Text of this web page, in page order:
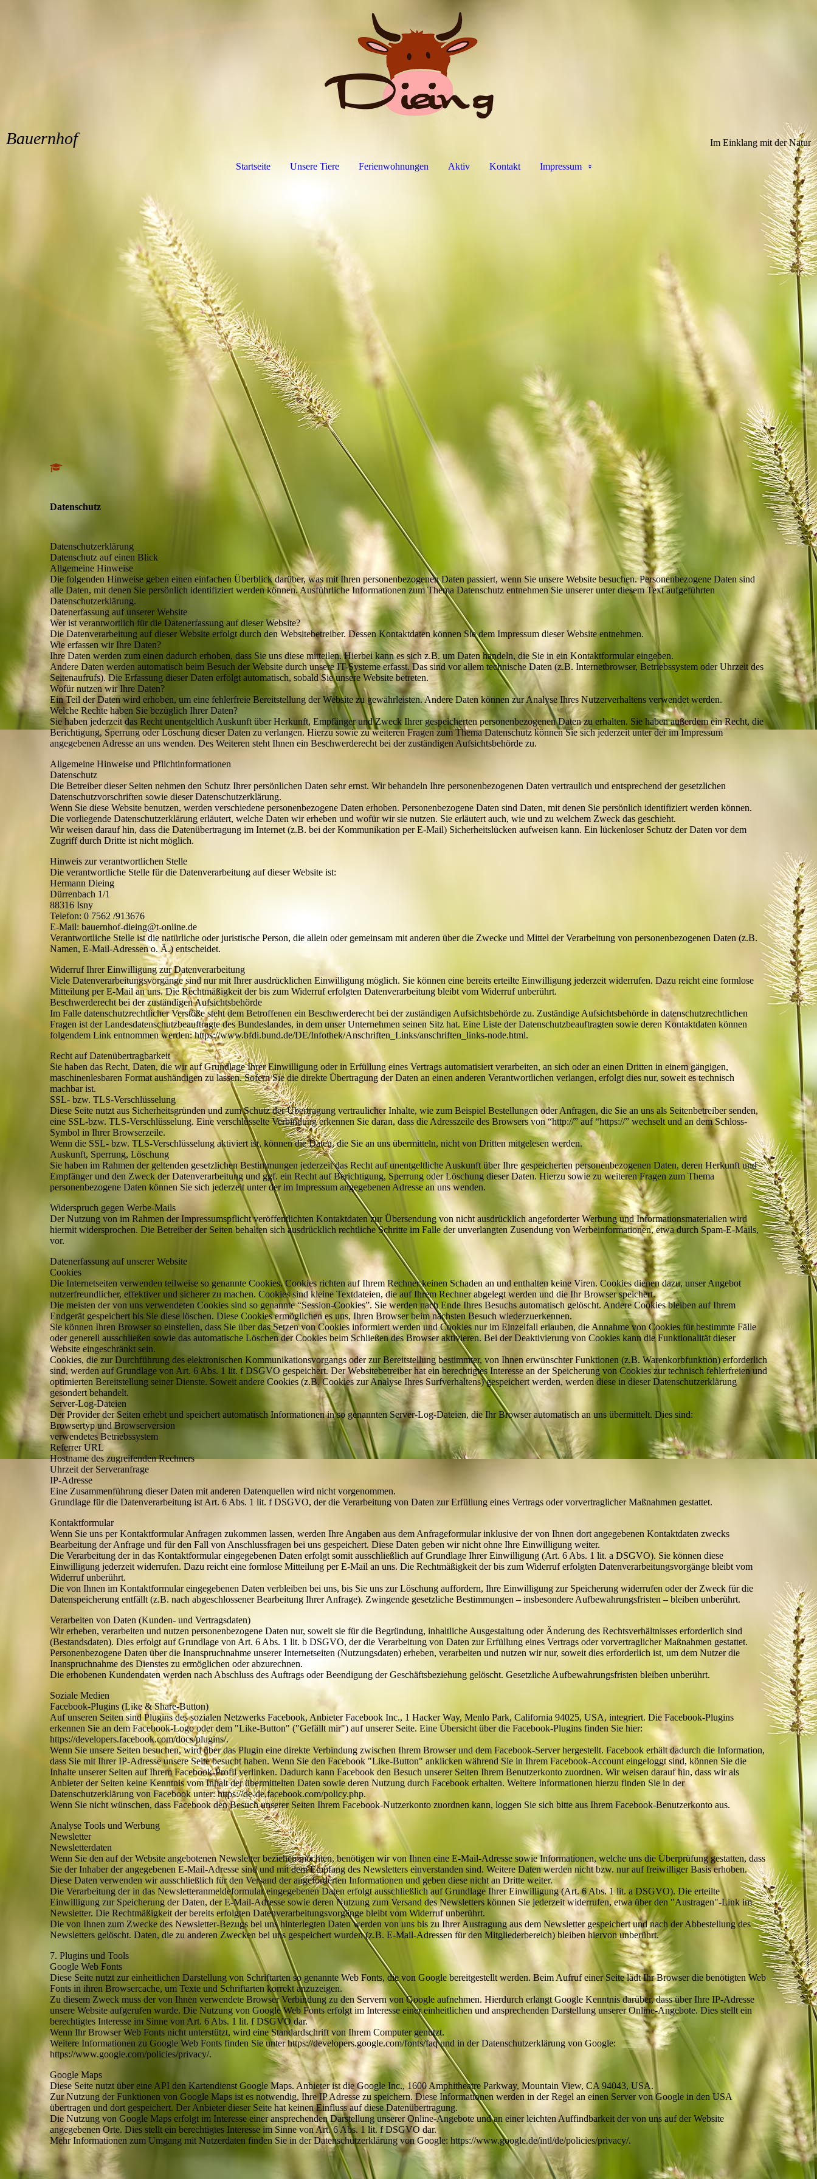
Bauernhof Im Einklang mit der Natur
Startseite Unsere Tiere Ferienwohnungen Aktiv Kontakt Impressum
Datenschutz
Datenschutzerklärung
Datenschutz auf einen Blick
Allgemeine Hinweise
Die folgenden Hinweise geben einen einfachen Überblick darüber, was mit Ihren personenbezogenen Daten passiert, wenn Sie unsere Website besuchen. Personenbezogene Daten sind
alle Daten, mit denen Sie persönlich identifiziert werden können. Ausführliche Informationen zum Thema Datenschutz entnehmen Sie unserer unter diesem Text aufgeführten
Datenschutzerklärung.
Datenerfassung auf unserer Website
Wer ist verantwortlich für die Datenerfassung auf dieser Website?
Die Datenverarbeitung auf dieser Website erfolgt durch den Websitebetreiber. Dessen Kontaktdaten können Sie dem Impressum dieser Website entnehmen.
Wie erfassen wir Ihre Daten?
Ihre Daten werden zum einen dadurch erhoben, dass Sie uns diese mitteilen. Hierbei kann es sich z.B. um Daten handeln, die Sie in ein Kontaktformular eingeben.
Andere Daten werden automatisch beim Besuch der Website durch unsere IT-Systeme erfasst. Das sind vor allem technische Daten (z.B. Internetbrowser, Betriebssystem oder Uhrzeit des
Seitenaufrufs). Die Erfassung dieser Daten erfolgt automatisch, sobald Sie unsere Website betreten.
Wofür nutzen wir Ihre Daten?
Ein Teil der Daten wird erhoben, um eine fehlerfreie Bereitstellung der Website zu gewährleisten. Andere Daten können zur Analyse Ihres Nutzerverhaltens verwendet werden.
Welche Rechte haben Sie bezüglich Ihrer Daten?
Sie haben jederzeit das Recht unentgeltlich Auskunft über Herkunft, Empfänger und Zweck Ihrer gespeicherten personenbezogenen Daten zu erhalten. Sie haben außerdem ein Recht, die
Berichtigung, Sperrung oder Löschung dieser Daten zu verlangen. Hierzu sowie zu weiteren Fragen zum Thema Datenschutz können Sie sich jederzeit unter der im Impressum
angegebenen Adresse an uns wenden. Des Weiteren steht Ihnen ein Beschwerderecht bei der zuständigen Aufsichtsbehörde zu.
Allgemeine Hinweise und Pflichtinformationen
Datenschutz
Die Betreiber dieser Seiten nehmen den Schutz Ihrer persönlichen Daten sehr ernst. Wir behandeln Ihre personenbezogenen Daten vertraulich und entsprechend der gesetzlichen
Datenschutzvorschriften sowie dieser Datenschutzerklärung.
Wenn Sie diese Website benutzen, werden verschiedene personenbezogene Daten erhoben. Personenbezogene Daten sind Daten, mit denen Sie persönlich identifiziert werden können.
Die vorliegende Datenschutzerklärung erläutert, welche Daten wir erheben und wofür wir sie nutzen. Sie erläutert auch, wie und zu welchem Zweck das geschieht.
Wir weisen darauf hin, dass die Datenübertragung im Internet (z.B. bei der Kommunikation per E-Mail) Sicherheitslücken aufweisen kann. Ein lückenloser Schutz der Daten vor dem
Zugriff durch Dritte ist nicht möglich.
Hinweis zur verantwortlichen Stelle
Die verantwortliche Stelle für die Datenverarbeitung auf dieser Website ist:
Hermann Dieing
Dürrenbach 1/1
88316 Isny
Telefon: 0 7562 /913676
E-Mail: bauernhof-dieing@t-online.de
Verantwortliche Stelle ist die natürliche oder juristische Person, die allein oder gemeinsam mit anderen über die Zwecke und Mittel der Verarbeitung von personenbezogenen Daten (z.B.
Namen, E-Mail-Adressen o. Ä.) entscheidet.
Widerruf Ihrer Einwilligung zur Datenverarbeitung
Viele Datenverarbeitungsvorgänge sind nur mit Ihrer ausdrücklichen Einwilligung möglich. Sie können eine bereits erteilte Einwilligung jederzeit widerrufen. Dazu reicht eine formlose
Mitteilung per E-Mail an uns. Die Rechtmäßigkeit der bis zum Widerruf erfolgten Datenverarbeitung bleibt vom Widerruf unberührt.
Beschwerderecht bei der zuständigen Aufsichtsbehörde
Im Falle datenschutzrechtlicher Verstöße steht dem Betroffenen ein Beschwerderecht bei der zuständigen Aufsichtsbehörde zu. Zuständige Aufsichtsbehörde in datenschutzrechtlichen
Fragen ist der Landesdatenschutzbeauftragte des Bundeslandes, in dem unser Unternehmen seinen Sitz hat. Eine Liste der Datenschutzbeauftragten sowie deren Kontaktdaten können
folgendem Link entnommen werden: https://www.bfdi.bund.de/DE/Infothek/Anschriften_Links/anschriften_links-node.html.
Recht auf Datenübertragbarkeit
Sie haben das Recht, Daten, die wir auf Grundlage Ihrer Einwilligung oder in Erfüllung eines Vertrags automatisiert verarbeiten, an sich oder an einen Dritten in einem gängigen,
maschinenlesbaren Format aushändigen zu lassen. Sofern Sie die direkte Übertragung der Daten an einen anderen Verantwortlichen verlangen, erfolgt dies nur, soweit es technisch
machbar ist.
SSL- bzw. TLS-Verschlüsselung
Diese Seite nutzt aus Sicherheitsgründen und zum Schutz der Übertragung vertraulicher Inhalte, wie zum Beispiel Bestellungen oder Anfragen, die Sie an uns als Seitenbetreiber senden,
eine SSL-bzw. TLS-Verschlüsselung. Eine verschlüsselte Verbindung erkennen Sie daran, dass die Adresszeile des Browsers von “http://” auf “https://” wechselt und an dem Schloss-
Symbol in Ihrer Browserzeile.
Wenn die SSL- bzw. TLS-Verschlüsselung aktiviert ist, können die Daten, die Sie an uns übermitteln, nicht von Dritten mitgelesen werden.
Auskunft, Sperrung, Löschung
Sie haben im Rahmen der geltenden gesetzlichen Bestimmungen jederzeit das Recht auf unentgeltliche Auskunft über Ihre gespeicherten personenbezogenen Daten, deren Herkunft und
Empfänger und den Zweck der Datenverarbeitung und ggf. ein Recht auf Berichtigung, Sperrung oder Löschung dieser Daten. Hierzu sowie zu weiteren Fragen zum Thema
personenbezogene Daten können Sie sich jederzeit unter der im Impressum angegebenen Adresse an uns wenden.
Widerspruch gegen Werbe-Mails
Der Nutzung von im Rahmen der Impressumspflicht veröffentlichten Kontaktdaten zur Übersendung von nicht ausdrücklich angeforderter Werbung und Informationsmaterialien wird
hiermit widersprochen. Die Betreiber der Seiten behalten sich ausdrücklich rechtliche Schritte im Falle der unverlangten Zusendung von Werbeinformationen, etwa durch Spam-E-Mails,
vor.
Datenerfassung auf unserer Website
Cookies
Die Internetseiten verwenden teilweise so genannte Cookies. Cookies richten auf Ihrem Rechner keinen Schaden an und enthalten keine Viren. Cookies dienen dazu, unser Angebot
nutzerfreundlicher, effektiver und sicherer zu machen. Cookies sind kleine Textdateien, die auf Ihrem Rechner abgelegt werden und die Ihr Browser speichert.
Die meisten der von uns verwendeten Cookies sind so genannte “Session-Cookies”. Sie werden nach Ende Ihres Besuchs automatisch gelöscht. Andere Cookies bleiben auf Ihrem
Endgerät gespeichert bis Sie diese löschen. Diese Cookies ermöglichen es uns, Ihren Browser beim nächsten Besuch wiederzuerkennen.
Sie können Ihren Browser so einstellen, dass Sie über das Setzen von Cookies informiert werden und Cookies nur im Einzelfall erlauben, die Annahme von Cookies für bestimmte Fälle
oder generell ausschließen sowie das automatische Löschen der Cookies beim Schließen des Browser aktivieren. Bei der Deaktivierung von Cookies kann die Funktionalität dieser
Website eingeschränkt sein.
Cookies, die zur Durchführung des elektronischen Kommunikationsvorgangs oder zur Bereitstellung bestimmter, von Ihnen erwünschter Funktionen (z.B. Warenkorbfunktion) erforderlich
sind, werden auf Grundlage von Art. 6 Abs. 1 lit. f DSGVO gespeichert. Der Websitebetreiber hat ein berechtigtes Interesse an der Speicherung von Cookies zur technisch fehlerfreien und
optimierten Bereitstellung seiner Dienste. Soweit andere Cookies (z.B. Cookies zur Analyse Ihres Surfverhaltens) gespeichert werden, werden diese in dieser Datenschutzerklärung
gesondert behandelt.
Server-Log-Dateien
Der Provider der Seiten erhebt und speichert automatisch Informationen in so genannten Server-Log-Dateien, die Ihr Browser automatisch an uns übermittelt. Dies sind:
Browsertyp und Browserversion
verwendetes Betriebssystem
Referrer URL
Hostname des zugreifenden Rechners
Uhrzeit der Serveranfrage
IP-Adresse
Eine Zusammenführung dieser Daten mit anderen Datenquellen wird nicht vorgenommen.
Grundlage für die Datenverarbeitung ist Art. 6 Abs. 1 lit. f DSGVO, der die Verarbeitung von Daten zur Erfüllung eines Vertrags oder vorvertraglicher Maßnahmen gestattet.
Kontaktformular
Wenn Sie uns per Kontaktformular Anfragen zukommen lassen, werden Ihre Angaben aus dem Anfrageformular inklusive der von Ihnen dort angegebenen Kontaktdaten zwecks
Bearbeitung der Anfrage und für den Fall von Anschlussfragen bei uns gespeichert. Diese Daten geben wir nicht ohne Ihre Einwilligung weiter.
Die Verarbeitung der in das Kontaktformular eingegebenen Daten erfolgt somit ausschließlich auf Grundlage Ihrer Einwilligung (Art. 6 Abs. 1 lit. a DSGVO). Sie können diese
Einwilligung jederzeit widerrufen. Dazu reicht eine formlose Mitteilung per E-Mail an uns. Die Rechtmäßigkeit der bis zum Widerruf erfolgten Datenverarbeitungsvorgänge bleibt vom
Widerruf unberührt.
Die von Ihnen im Kontaktformular eingegebenen Daten verbleiben bei uns, bis Sie uns zur Löschung auffordern, Ihre Einwilligung zur Speicherung widerrufen oder der Zweck für die
Datenspeicherung entfällt (z.B. nach abgeschlossener Bearbeitung Ihrer Anfrage). Zwingende gesetzliche Bestimmungen – insbesondere Aufbewahrungsfristen – bleiben unberührt.
Verarbeiten von Daten (Kunden- und Vertragsdaten)
Wir erheben, verarbeiten und nutzen personenbezogene Daten nur, soweit sie für die Begründung, inhaltliche Ausgestaltung oder Änderung des Rechtsverhältnisses erforderlich sind
(Bestandsdaten). Dies erfolgt auf Grundlage von Art. 6 Abs. 1 lit. b DSGVO, der die Verarbeitung von Daten zur Erfüllung eines Vertrags oder vorvertraglicher Maßnahmen gestattet.
Personenbezogene Daten über die Inanspruchnahme unserer Internetseiten (Nutzungsdaten) erheben, verarbeiten und nutzen wir nur, soweit dies erforderlich ist, um dem Nutzer die
Inanspruchnahme des Dienstes zu ermöglichen oder abzurechnen.
Die erhobenen Kundendaten werden nach Abschluss des Auftrags oder Beendigung der Geschäftsbeziehung gelöscht. Gesetzliche Aufbewahrungsfristen bleiben unberührt.
Soziale Medien
Facebook-Plugins (Like & Share-Button)
Auf unseren Seiten sind Plugins des sozialen Netzwerks Facebook, Anbieter Facebook Inc., 1 Hacker Way, Menlo Park, California 94025, USA, integriert. Die Facebook-Plugins
erkennen Sie an dem Facebook-Logo oder dem "Like-Button" ("Gefällt mir") auf unserer Seite. Eine Übersicht über die Facebook-Plugins finden Sie hier:
https://developers.facebook.com/docs/plugins/.
Wenn Sie unsere Seiten besuchen, wird über das Plugin eine direkte Verbindung zwischen Ihrem Browser und dem Facebook-Server hergestellt. Facebook erhält dadurch die Information,
dass Sie mit Ihrer IP-Adresse unsere Seite besucht haben. Wenn Sie den Facebook "Like-Button" anklicken während Sie in Ihrem Facebook-Account eingeloggt sind, können Sie die
Inhalte unserer Seiten auf Ihrem Facebook-Profil verlinken. Dadurch kann Facebook den Besuch unserer Seiten Ihrem Benutzerkonto zuordnen. Wir weisen darauf hin, dass wir als
Anbieter der Seiten keine Kenntnis vom Inhalt der übermittelten Daten sowie deren Nutzung durch Facebook erhalten. Weitere Informationen hierzu finden Sie in der
Datenschutzerklärung von Facebook unter: https://de-de.facebook.com/policy.php.
Wenn Sie nicht wünschen, dass Facebook den Besuch unserer Seiten Ihrem Facebook-Nutzerkonto zuordnen kann, loggen Sie sich bitte aus Ihrem Facebook-Benutzerkonto aus.
Analyse Tools und Werbung
Newsletter
Newsletterdaten
Wenn Sie den auf der Website angebotenen Newsletter beziehen möchten, benötigen wir von Ihnen eine E-Mail-Adresse sowie Informationen, welche uns die Überprüfung gestatten, dass
Sie der Inhaber der angegebenen E-Mail-Adresse sind und mit dem Empfang des Newsletters einverstanden sind. Weitere Daten werden nicht bzw. nur auf freiwilliger Basis erhoben.
Diese Daten verwenden wir ausschließlich für den Versand der angeforderten Informationen und geben diese nicht an Dritte weiter.
Die Verarbeitung der in das Newsletteranmeldeformular eingegebenen Daten erfolgt ausschließlich auf Grundlage Ihrer Einwilligung (Art. 6 Abs. 1 lit. a DSGVO). Die erteilte
Einwilligung zur Speicherung der Daten, der E-Mail-Adresse sowie deren Nutzung zum Versand des Newsletters können Sie jederzeit widerrufen, etwa über den "Austragen"-Link im
Newsletter. Die Rechtmäßigkeit der bereits erfolgten Datenverarbeitungsvorgänge bleibt vom Widerruf unberührt.
Die von Ihnen zum Zwecke des Newsletter-Bezugs bei uns hinterlegten Daten werden von uns bis zu Ihrer Austragung aus dem Newsletter gespeichert und nach der Abbestellung des
Newsletters gelöscht. Daten, die zu anderen Zwecken bei uns gespeichert wurden (z.B. E-Mail-Adressen für den Mitgliederbereich) bleiben hiervon unberührt.
7. Plugins und Tools
Google Web Fonts
Diese Seite nutzt zur einheitlichen Darstellung von Schriftarten so genannte Web Fonts, die von Google bereitgestellt werden. Beim Aufruf einer Seite lädt Ihr Browser die benötigten Web
Fonts in ihren Browsercache, um Texte und Schriftarten korrekt anzuzeigen.
Zu diesem Zweck muss der von Ihnen verwendete Browser Verbindung zu den Servern von Google aufnehmen. Hierdurch erlangt Google Kenntnis darüber, dass über Ihre IP-Adresse
unsere Website aufgerufen wurde. Die Nutzung von Google Web Fonts erfolgt im Interesse einer einheitlichen und ansprechenden Darstellung unserer Online-Angebote. Dies stellt ein
berechtigtes Interesse im Sinne von Art. 6 Abs. 1 lit. f DSGVO dar.
Wenn Ihr Browser Web Fonts nicht unterstützt, wird eine Standardschrift von Ihrem Computer genutzt.
Weitere Informationen zu Google Web Fonts finden Sie unter https://developers.google.com/fonts/faq und in der Datenschutzerklärung von Google:
https://www.google.com/policies/privacy/.
Google Maps
Diese Seite nutzt über eine API den Kartendienst Google Maps. Anbieter ist die Google Inc., 1600 Amphitheatre Parkway, Mountain View, CA 94043, USA.
Zur Nutzung der Funktionen von Google Maps ist es notwendig, Ihre IP Adresse zu speichern. Diese Informationen werden in der Regel an einen Server von Google in den USA
übertragen und dort gespeichert. Der Anbieter dieser Seite hat keinen Einfluss auf diese Datenübertragung.
Die Nutzung von Google Maps erfolgt im Interesse einer ansprechenden Darstellung unserer Online-Angebote und an einer leichten Auffindbarkeit der von uns auf der Website
angegebenen Orte. Dies stellt ein berechtigtes Interesse im Sinne von Art. 6 Abs. 1 lit. f DSGVO dar.
Mehr Informationen zum Umgang mit Nutzerdaten finden Sie in der Datenschutzerklärung von Google: https://www.google.de/intl/de/policies/privacy/.